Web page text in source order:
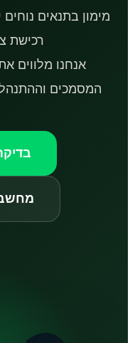
מימון בתנאים
רכישת
אנחנו מלווים
המסמכים